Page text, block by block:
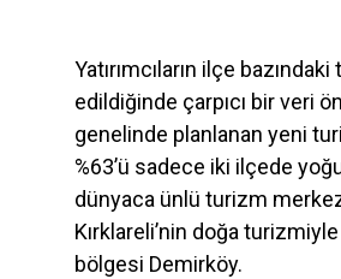
Yatırımcıların ilçe
edildiğinde çarpıcı bir veri
genelinde planlanan yeni
%63’ü sadece iki ilçede
dünyaca ünlü turizm
Kırklareli’nin doğa
bölgesi Demirköy.